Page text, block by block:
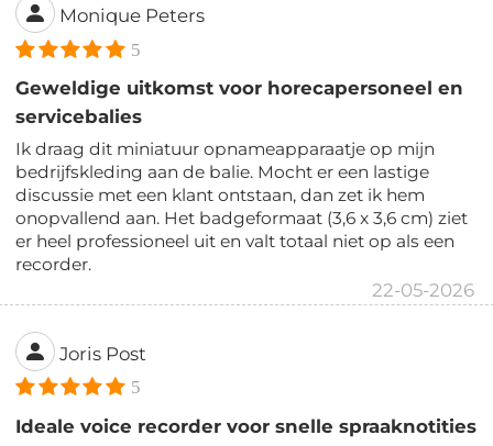
Monique Peters
5
Geweldige uitkomst voor horecapersoneel en
servicebalies
Ik draag dit miniatuur opnameapparaatje op mijn
bedrijfskleding aan de balie. Mocht er een lastige
discussie met een klant ontstaan, dan zet ik hem
onopvallend aan. Het badgeformaat (3,6 x 3,6 cm) ziet
er heel professioneel uit en valt totaal niet op als een
recorder.
22-05-2026
Joris Post
5
Ideale voice recorder voor snelle spraaknotities